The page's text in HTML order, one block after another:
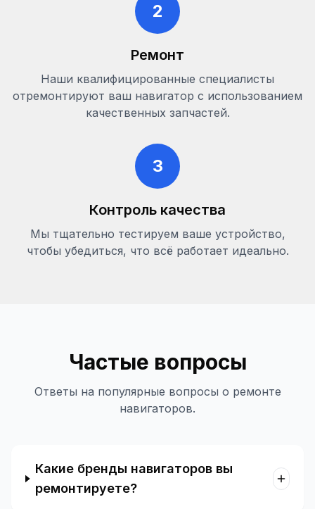
2
Ремонт
Наши квалифицированные специалисты
отремонтируют ваш навигатор с использованием
качественных запчастей.
3
Контроль качества
Мы тщательно тестируем ваше устройство,
чтобы убедиться, что всё работает идеально.
Частые вопросы
Ответы на популярные вопросы о ремонте
навигаторов.
Какие бренды навигаторов вы
ремонтируете?